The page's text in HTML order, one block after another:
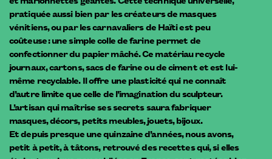
pratiquée aussi bien par les créateurs de masques
vénitiens, ou par les carnavaliers de Haïti est peu
coûteuse : une simple colle de farine permet de
confectionner du papier mâché. Ce matériau recycle
journaux, cartons, sacs de farine ou de ciment et est lui-
même recyclable. Il offre une plasticité qui ne connaît
d’autre limite que celle de l’imagination du sculpteur.
L’artisan qui maîtrise ses secrets saura fabriquer
masques, décors, petits meubles, jouets, bijoux.
Et depuis presque une quinzaine d’années, nous avons,
petit à petit, à tâtons, retrouvé des recettes qui, si elles